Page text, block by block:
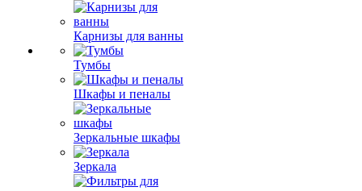
Карнизы для ванны
Тумбы
Шкафы и пеналы
Зеркальные шкафы
Зеркала